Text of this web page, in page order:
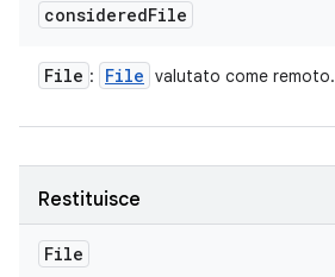
consideredFile
File : File valutato come remoto.
Restituisce
File